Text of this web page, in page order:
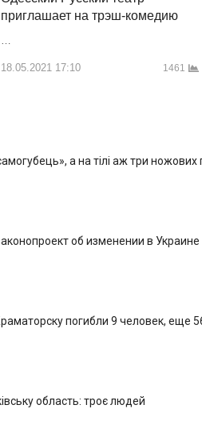
приглашает на трэш-комедию
…
18.05.2021 17:10 1461
а на тілі аж три
об изменении в
погибли 9 человек, еще
область: троє людей